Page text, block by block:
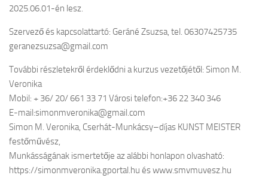
2025.06.01-én lesz.
Szervező és kapcsolattartó: Geráné Zsuzsa, tel. 06307425735
geranezsuzsa@gmail.com
További részletekről érdeklődni a kurzus vezetőjétől: Simon M.
Veronika
Mobil: + 36/ 20/ 661 33 71 Városi telefon:+36 22 340 346
E-mail:simonmveronika@gmail.com
Simon M. Veronika, Cserhát-Munkácsy–díjas KUNST MEISTER
festőművész,
Munkásságának ismertetője az alábbi honlapon olvasható:
https://simonmveronika.gportal.hu és www.smvmuvesz.hu